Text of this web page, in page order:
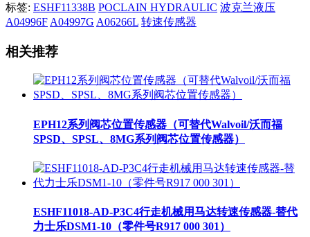
标签: ESHF11338B POCLAIN HYDRAULIC 波克兰液压
A04996F A04997G A06266L 转速传感器
相关推荐
EPH12系列阀芯位置传感器（可替代Walvoil/沃而福
SPSD、SPSL、8MG系列阀芯位置传感器）
ESHF11018-AD-P3C4行走机械用马达转速传感器-替代
力士乐DSM1-10（零件号R917 000 301）